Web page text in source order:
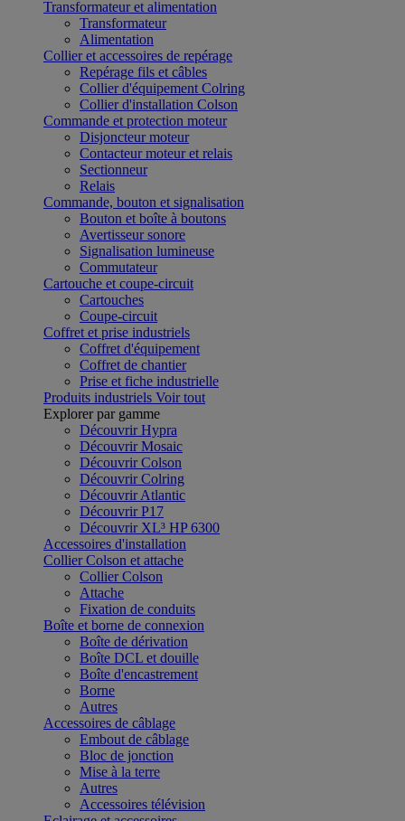
Transformateur et alimentation
Transformateur
Alimentation
Collier et accessoires de repérage
Repérage fils et câbles
Collier d'équipement Colring
Collier d'installation Colson
Commande et protection moteur
Disjoncteur moteur
Contacteur moteur et relais
Sectionneur
Relais
Commande, bouton et signalisation
Bouton et boîte à boutons
Avertisseur sonore
Signalisation lumineuse
Commutateur
Cartouche et coupe-circuit
Cartouches
Coupe-circuit
Coffret et prise industriels
Coffret d'équipement
Coffret de chantier
Prise et fiche industrielle
Produits industriels Voir tout
Explorer par gamme
Découvrir Hypra
Découvrir Mosaic
Découvrir Colson
Découvrir Colring
Découvrir Atlantic
Découvrir P17
Découvrir XL³ HP 6300
Accessoires d'installation
Collier Colson et attache
Collier Colson
Attache
Fixation de conduits
Boîte et borne de connexion
Boîte de dérivation
Boîte DCL et douille
Boîte d'encastrement
Borne
Autres
Accessoires de câblage
Embout de câblage
Bloc de jonction
Mise à la terre
Autres
Accessoires télévision